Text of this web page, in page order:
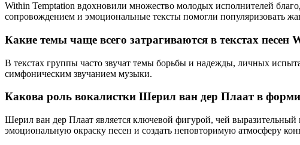
Within Temptation вдохновили множество молодых исполнителей
сопровождением и эмоциональные тексты помогли популяризовать
Какие темы чаще всего затрагиваются в текстах песен
В текстах группы часто звучат темы борьбы и надежды, личных
симфоническим звучанием музыки.
Какова роль вокалистки Шерил ван дер Плаат в
Шерил ван дер Плаат является ключевой фигурой, чей
эмоциональную окраску песен и создать неповторимую атмосферу